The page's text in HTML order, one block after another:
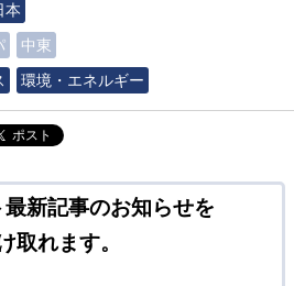
本
中東
環境・エネルギー
ポスト
新記事のお知らせを
取れます。